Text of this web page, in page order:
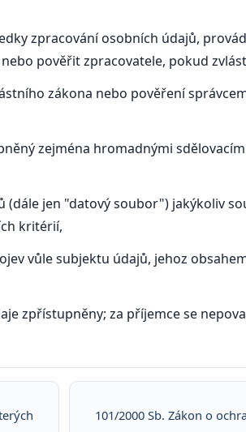
zpracování osobních údajů,
pověřit zpracovatele, pokud
zákona nebo pověření
zejména hromadnými
jen "datový soubor") jakýkoliv
kritérií,
vůle subjektu údajů, jehoz
zpřístupněny; za příjemce se
101/2000 Sb. Zákon o